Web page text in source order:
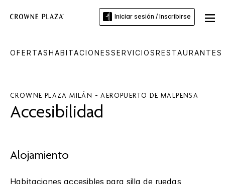
Iniciar sesión / Inscribirse
OFERTASHABITACIONESSERVICIOS
CROWNE PLAZA MILÁN - AEROPUERTO DE MALPENSA
Accesibilidad
Alojamiento
Habitaciones accesibles para silla de ruedas